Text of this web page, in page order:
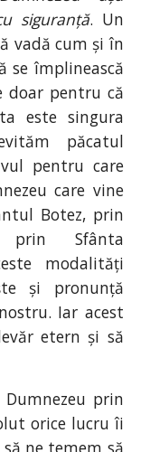
siguranță. Un
vadă cum și în
se împlinească
doar pentru că
este singura
păcatul
pentru care
care vine
Botez, prin
prin Sfânta
modalități
și pronunță
Iar acest
etern și să
prin
orice lucru îi
ne temem să